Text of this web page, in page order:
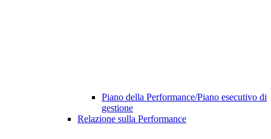
Piano della Performance/Piano esecutivo di
gestione
Relazione sulla Performance